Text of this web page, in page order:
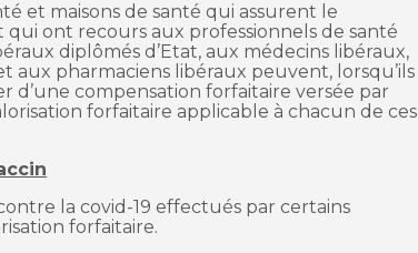
et maisons de santé qui assurent le
ont recours aux professionnels de santé
diplômés d’Etat, aux médecins libéraux,
aux pharmaciens libéraux peuvent, lorsqu’ils
d’une compensation forfaitaire versée par
forfaitaire applicable à chacun de ces
la covid-19 effectués par certains
forfaitaire.